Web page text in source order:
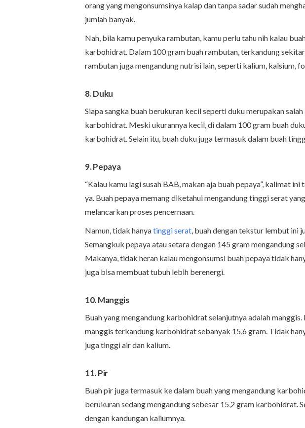
orang yang mengonsumsinya kalap dan tanpa sadar sudah
jumlah banyak.
Nah, bila kamu penyuka rambutan, kamu perlu tahu nih kalau
karbohidrat. Dalam 100 gram buah rambutan, terkandung
rambutan juga mengandung nutrisi lain, seperti kalium, kalsium,
8. Duku
Siapa sangka buah berukuran kecil seperti duku merupakan
karbohidrat. Meski ukurannya kecil, di dalam 100 gram buah
karbohidrat. Selain itu, buah duku juga termasuk dalam buah
9. Pepaya
“Kalau kamu lagi susah BAB, makan aja buah pepaya”, kalimat
ya. Buah pepaya memang diketahui mengandung tinggi serat
melancarkan proses pencernaan.
Namun, tidak hanyatinggi serat, buah dengan tekstur lembut ini
Semangkuk pepaya atau setara dengan 145 gram mengandung
Makanya, tidak heran kalau mengonsumsi buah pepaya tidak
juga bisa membuat tubuh lebih berenergi.
10. Manggis
Buah yang mengandung karbohidrat selanjutnya adalah
manggis terkandung karbohidrat sebanyak 15,6 gram. Tidak
juga tinggi air dan kalium.
11. Pir
Buah pir juga termasuk ke dalam buah yang mengandung
berukuran sedang mengandung sebesar 15,2 gram karbohidrat.
dengan kandungan kaliumnya.